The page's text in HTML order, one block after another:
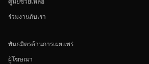
ร่วมงานกับเรา
พันธมิตรด้านการเผยแพร่
ผู้โฆษณา